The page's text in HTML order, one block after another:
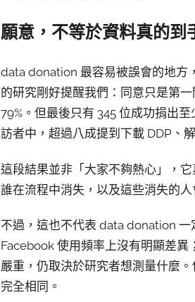
願意，不等於資料真的到
data donation 最容易被誤會的地方
的研究剛好提醒我們：同意只是第
79%。但最後只有 345 位成功捐出
訪者中，超過八成提到下載 DDP、
這段結果並非「大家不夠熱心」，
誰在流程中消失，以及這些消失的
不過，這也不代表 data donation
Facebook 使用頻率上沒有明顯差
嚴重，仍取決於研究者想測量什麼
完全相同。